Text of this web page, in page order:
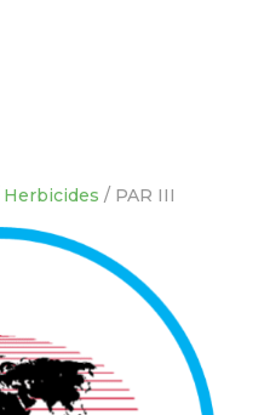
Herbicides / PAR III